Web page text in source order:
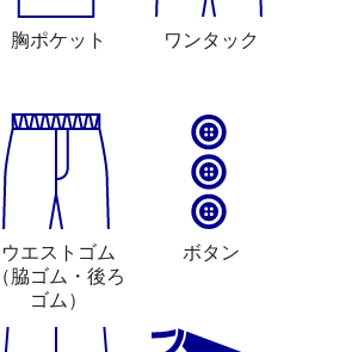
胸ポケット ワンタック
ウエストゴム
（脇ゴム・後ろ
ゴム）
ボタン